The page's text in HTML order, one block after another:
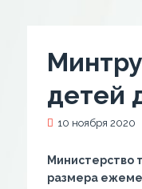
детей
10 ноября 2020
Министерство
размера